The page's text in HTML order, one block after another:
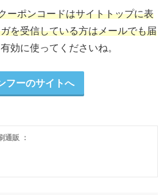
ーポンコードはサイトトップに表
を受信している方はメールでも届
効に使ってくださいね。
フーのサイトへ
通販 ：